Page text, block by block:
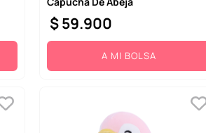
$59.900
A MI BOLSA